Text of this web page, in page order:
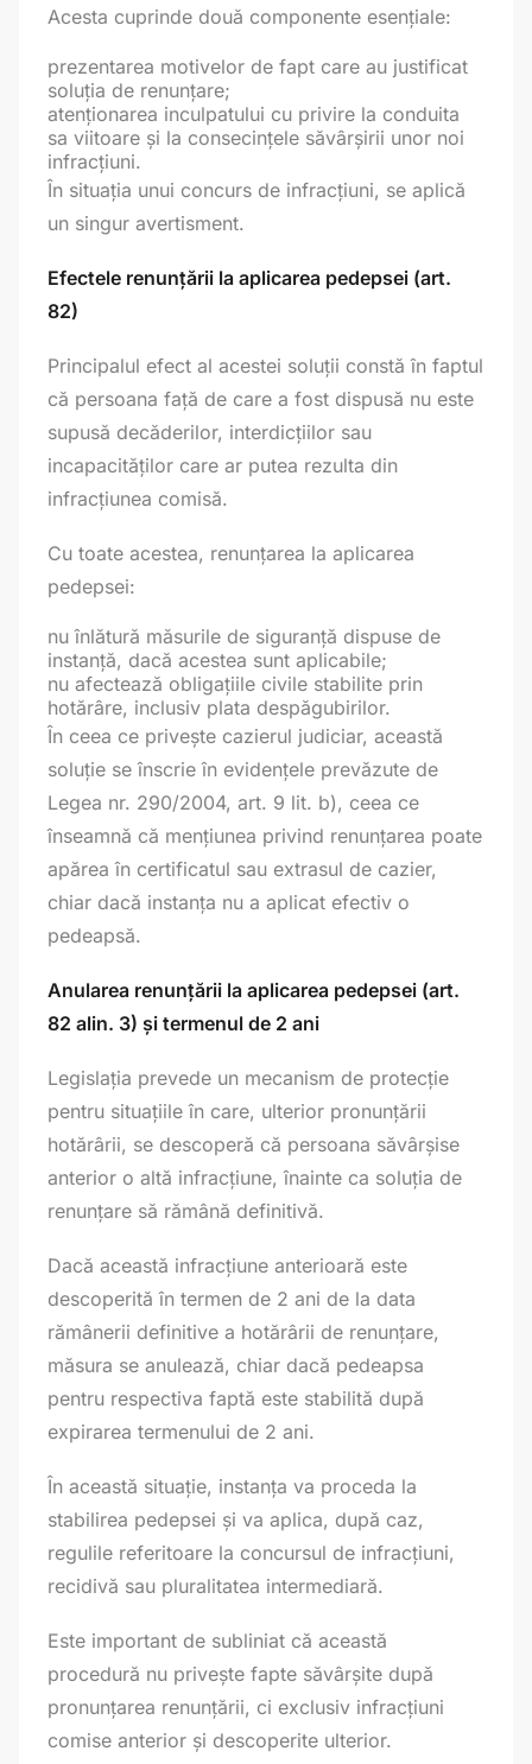
Acesta cuprinde două componente esențiale:
prezentarea motivelor de fapt care au justificat
soluția de renunțare;
atenționarea inculpatului cu privire la conduita
sa viitoare și la consecințele săvârșirii unor noi
infracțiuni.
În situația unui concurs de infracțiuni, se aplică
un singur avertisment.
Efectele renunțării la aplicarea pedepsei (art.
82)
Principalul efect al acestei soluții constă în faptul
că persoana față de care a fost dispusă nu este
supusă decăderilor, interdicțiilor sau
incapacităților care ar putea rezulta din
infracțiunea comisă.
Cu toate acestea, renunțarea la aplicarea
pedepsei:
nu înlătură măsurile de siguranță dispuse de
instanță, dacă acestea sunt aplicabile;
nu afectează obligațiile civile stabilite prin
hotărâre, inclusiv plata despăgubirilor.
În ceea ce privește cazierul judiciar, această
soluție se înscrie în evidențele prevăzute de
Legea nr. 290/2004, art. 9 lit. b), ceea ce
înseamnă că mențiunea privind renunțarea poate
apărea în certificatul sau extrasul de cazier,
chiar dacă instanța nu a aplicat efectiv o
pedeapsă.
Anularea renunțării la aplicarea pedepsei (art.
82 alin. 3) și termenul de 2 ani
Legislația prevede un mecanism de protecție
pentru situațiile în care, ulterior pronunțării
hotărârii, se descoperă că persoana săvârșise
anterior o altă infracțiune, înainte ca soluția de
renunțare să rămână definitivă.
Dacă această infracțiune anterioară este
descoperită în termen de 2 ani de la data
rămânerii definitive a hotărârii de renunțare,
măsura se anulează, chiar dacă pedeapsa
pentru respectiva faptă este stabilită după
expirarea termenului de 2 ani.
În această situație, instanța va proceda la
stabilirea pedepsei și va aplica, după caz,
regulile referitoare la concursul de infracțiuni,
recidivă sau pluralitatea intermediară.
Este important de subliniat că această
procedură nu privește fapte săvârșite după
pronunțarea renunțării, ci exclusiv infracțiuni
comise anterior și descoperite ulterior.